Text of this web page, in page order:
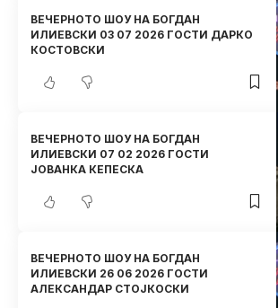
ВЕЧЕРНОТО ШОУ НА БОГДАН
ИЛИЕВСКИ 03 07 2026 ГОСТИ ДАРКО
КОСТОВСКИ
ВЕЧЕРНОТО ШОУ НА БОГДАН
ИЛИЕВСКИ 07 02 2026 ГОСТИ
ЈОВАНКА КЕПЕСКА
ВЕЧЕРНОТО ШОУ НА БОГДАН
ИЛИЕВСКИ 26 06 2026 ГОСТИ
АЛЕКСАНДАР СТОЈКОСКИ